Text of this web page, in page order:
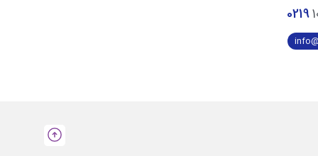
0219